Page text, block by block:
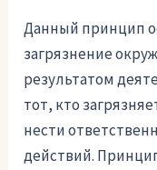
Данный принцип
загрязнение
результатом
тот, кто
нести
действий.